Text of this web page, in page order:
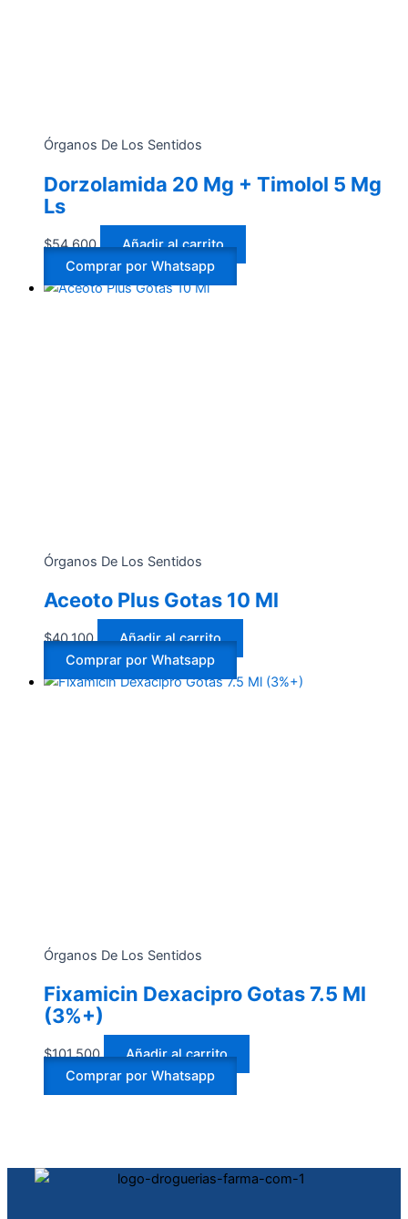
Órganos De Los Sentidos
Dorzolamida 20 Mg + Timolol 5 Mg
Ls
$54.600
Añadir al carrito
Comprar por Whatsapp
Órganos De Los Sentidos
Aceoto Plus Gotas 10 Ml
$40.100
Añadir al carrito
Comprar por Whatsapp
Órganos De Los Sentidos
Fixamicin Dexacipro Gotas 7.5 Ml
(3%+)
$101.500
Añadir al carrito
Comprar por Whatsapp